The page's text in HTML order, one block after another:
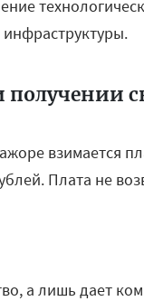
взимается
Плата не
а лишь дает